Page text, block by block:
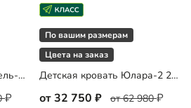
Детская кровать Шармель-90 Лайф с мягким изголовьем
По вашим размерам
Цвета на заказ
Детская кровать Юлара-2 200
от 32 750 от 62 980